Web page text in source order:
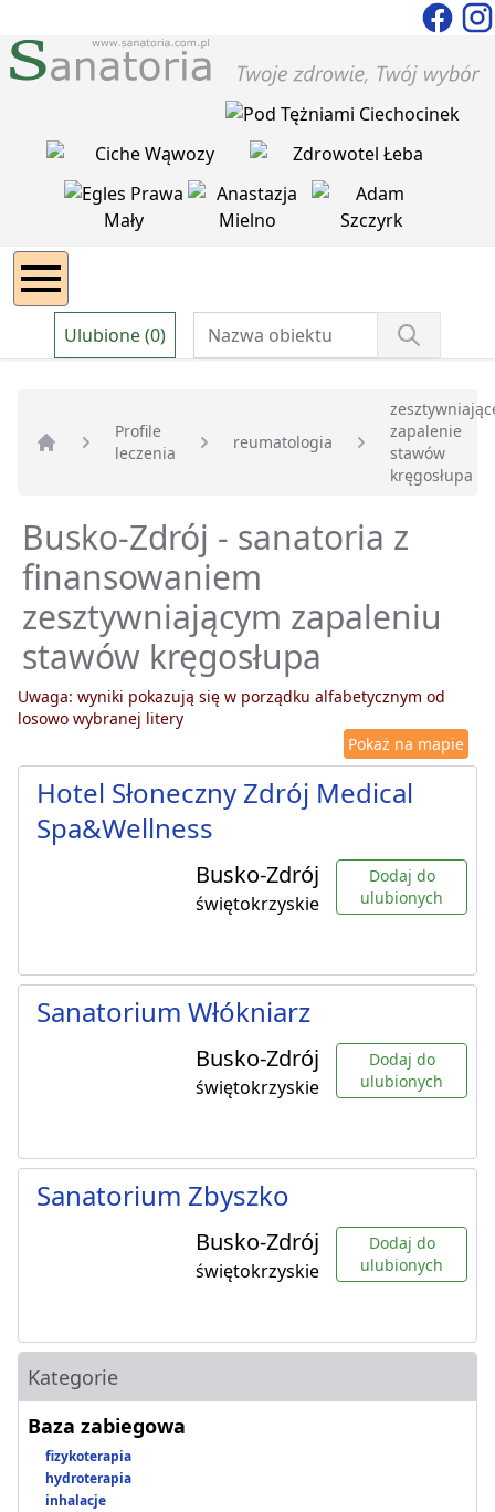
Ulubione (0)
Strona główna
Profile
leczenia
reumatologia
zapalenie
stawów
kręgosłupa
Busko-Zdrój - sanatoria z
finansowaniem
zesztywniającym zapaleniu
stawów kręgosłupa
Uwaga: wyniki pokazują się w porządku alfabetycznym od
losowo wybranej litery
Pokaż na mapie
Hotel Słoneczny Zdrój Medical
Spa&Wellness
Busko-Zdrój
świętokrzyskie
Dodaj do
ulubionych
Sanatorium Włókniarz
Busko-Zdrój
świętokrzyskie
Dodaj do
ulubionych
Sanatorium Zbyszko
Busko-Zdrój
świętokrzyskie
Dodaj do
ulubionych
Kategorie
Baza zabiegowa
fizykoterapia
hydroterapia
inhalacje